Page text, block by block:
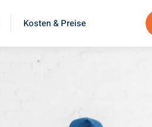
Kosten & Preise